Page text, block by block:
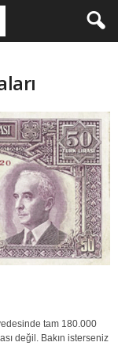
tam 180.000
değil. Bakın isterseniz